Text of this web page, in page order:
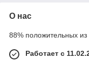
О нас
88% положительных из
Работает с